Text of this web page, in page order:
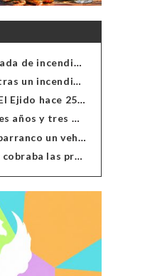
Detenido el autor de una oleada de incendios de contenedores en Almería
Madre e hijo hospitalizados tras un incendio en la cocina de una vivienda en Almería
Cuando la ira se apoderó de El Ejido hace 25 años
Confirmada la condena de tres años y tres meses al hombre de Antas acusado de xenofobia
Cinco heridos al caer por un barranco un vehículo en Alcolea
Detenido un matrimonio que cobraba las prestaciones de ilegales en Almería, Granada, Málaga, Huelva y Murcia